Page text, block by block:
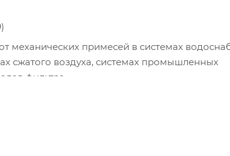
механических примесей в системах
сжатого воздуха, системах промышленных
фильтра